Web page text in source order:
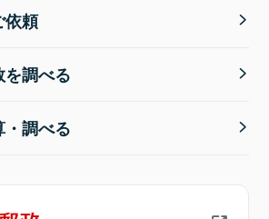
依頼
調べる
調べる